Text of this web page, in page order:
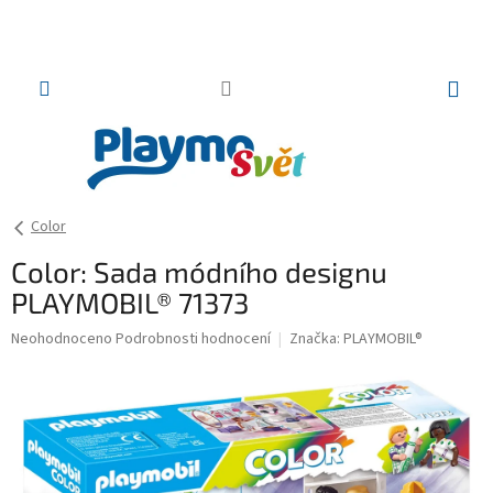
Color
Color: Sada módního designu
PLAYMOBIL® 71373
Průměrné
0,0
hvězdiček.
Neohodnoceno Podrobnosti hodnocení Značka: PLAYMOBIL®